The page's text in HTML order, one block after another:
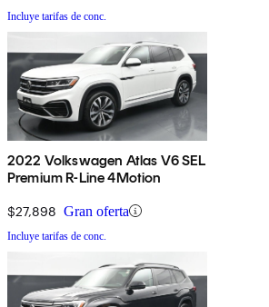
Incluye tarifas de conc.
2022 Volkswagen Atlas V6 SEL
Premium R-Line 4Motion
$27,898 Gran oferta
Incluye tarifas de conc.